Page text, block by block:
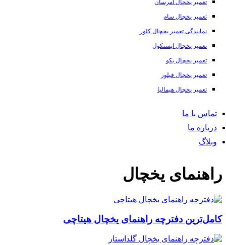
تعمیر یخچال امرسان
تعمیر یخچال سام
نمایندگی تعمیر یخچال کلور
تعمیر یخچال ایستکول
تعمیر یخچال بکو
تعمیر یخچال فیلور
تعمیر یخچال هیمالیا
تماس با ما
درباره ما
وبلاگ
راهنمای یخچال
کامل‌ترین دفترچه راهنمای یخچال هیتاچی